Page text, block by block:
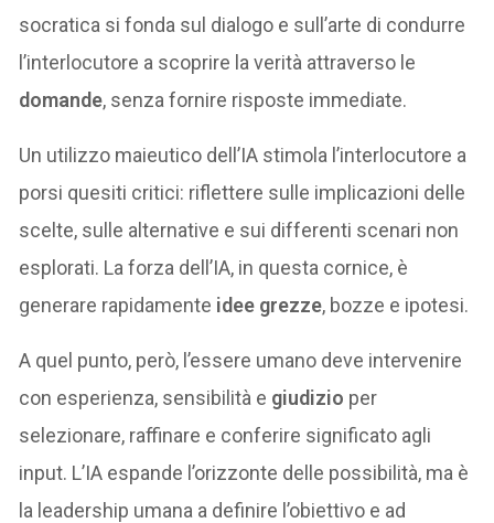
socratica si fonda sul dialogo e sull’arte di condurre
l’interlocutore a scoprire la verità attraverso le
domande, senza fornire risposte immediate.
Un utilizzo maieutico dell’IA stimola l’interlocutore a
porsi quesiti critici: riflettere sulle implicazioni delle
scelte, sulle alternative e sui differenti scenari non
esplorati. La forza dell’IA, in questa cornice, è
generare rapidamente idee grezze, bozze e ipotesi.
A quel punto, però, l’essere umano deve intervenire
con esperienza, sensibilità e giudizio per
selezionare, raffinare e conferire significato agli
input. L’IA espande l’orizzonte delle possibilità, ma è
la leadership umana a definire l’obiettivo e ad